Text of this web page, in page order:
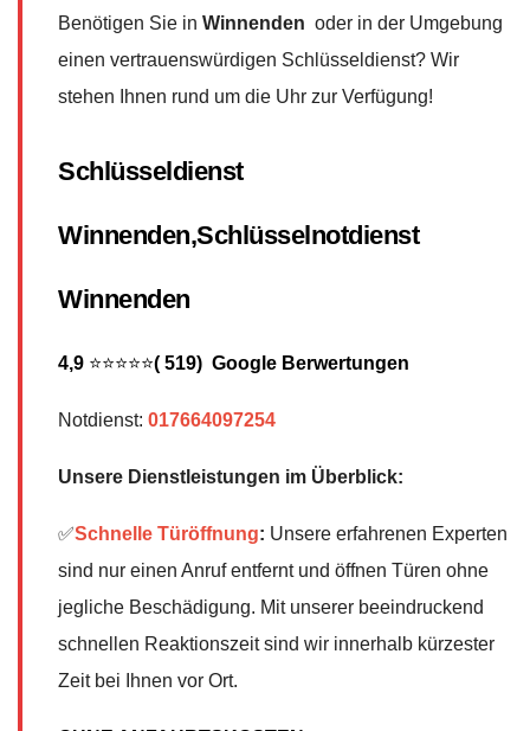
Benötigen Sie in Winnenden oder in der Umgebung
einen vertrauenswürdigen Schlüsseldienst? Wir
stehen Ihnen rund um die Uhr zur Verfügung!
Schlüsseldienst
Winnenden,Schlüsselnotdienst
Winnenden
4,9 ⭐⭐⭐⭐⭐( 519) Google Berwertungen
Notdienst: 017664097254
Unsere Dienstleistungen im Überblick:
✅Schnelle Türöffnung: Unsere erfahrenen Experten
sind nur einen Anruf entfernt und öffnen Türen ohne
jegliche Beschädigung. Mit unserer beeindruckend
schnellen Reaktionszeit sind wir innerhalb kürzester
Zeit bei Ihnen vor Ort.